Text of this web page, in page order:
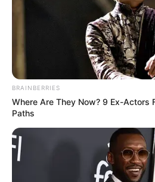
BRAINBERRIES
Where Are They Now? 9 Ex-Actors
Paths